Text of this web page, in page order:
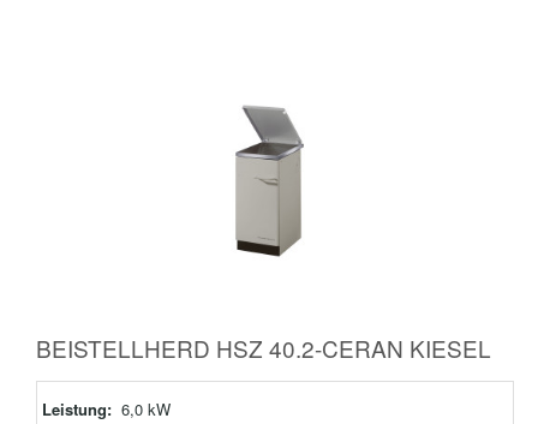
BEISTELLHERD HSZ 40.2-CERAN KIESEL
Leistung: 6,0 kW